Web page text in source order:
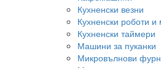
Кухненски везни
Кухненски роботи
Кухненски таймери
Машини за пуканки
Микровълнови